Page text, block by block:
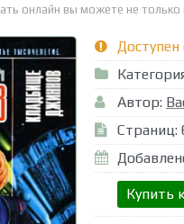
онлайн вы можете не
Автор:
Страниц:
Купить